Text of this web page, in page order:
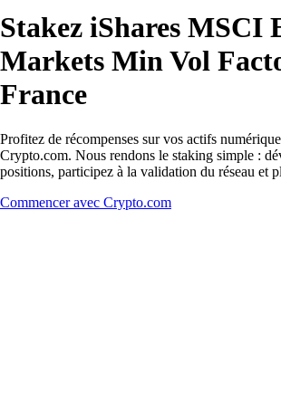
Stakez iShares MSCI
Markets Min Vol
France
Profitez de récompenses sur vos actifs
Crypto.com. Nous rendons le staking simple :
positions, participez à la validation du réseau et
Commencer avec Crypto.com